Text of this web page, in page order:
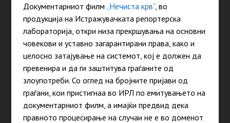
Документарниот филм „Нечиста крв“, во
продукција на Истражувачката репортерска
лабораторија, откри низа прекршувања на основни
човекови и уставно загарантирани права, како и
целосно затајување на системот, кој е должен да
превенира и да ги заштитува граѓаните од
злоупотреби. Со оглед на бројните пријави од
граѓани, кои пристигнаа во ИРЛ по емитувањето на
документарниот филм, а имајќи предвид дека
правното процесирање на случаи не е во доменот